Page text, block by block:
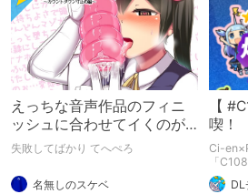
えっちな音声作品のフィニ
ッシュに合わせてイくのが
下手すぎる【失敗した話】
失敗してばかり てへぺろ
名無しのスケベ
【
喫！
Ci-
「
参加方
ご案内
DL